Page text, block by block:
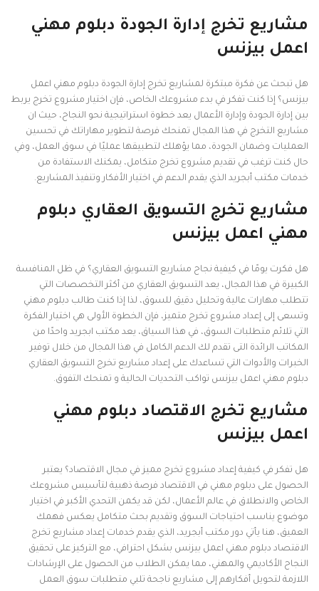
مشاريع تخرج إدارة الجودة دبلوم مهني
اعمل بيزنس
هل تبحث عن فكرة مبتكرة لمشاريع تخرج إدارة الجودة دبلوم مهني اعمل
بيزنس؟ إذا كنت تفكر في بدء مشروعك الخاص، فإن اختيار مشروع تخرج يربط
بين إدارة الجودة وإدارة الأعمال يعد خطوة استراتيجية نحو النجاح، حيث ان
مشاريع التخرج في هذا المجال تمنحك فرصة لتطوير مهاراتك في تحسين
العمليات وضمان الجودة، مما يؤهلك لتطبيقها عمليًا في سوق العمل، وفي
حال كنت ترغب في تقديم مشروع تخرج متكامل، يمكنك الاستفادة من
خدمات مكتب أبجريد الذي يقدم الدعم في اختيار الأفكار وتنفيذ المشاريع.
مشاريع تخرج التسويق العقاري دبلوم
مهني اعمل بيزنس
هل فكرت يومًا في كيفية نجاح مشاريع التسويق العقاري؟ في ظل المنافسة
الكبيرة في هذا المجال، يعد التسويق العقاري من أكثر التخصصات التي
تتطلب مهارات عالية وتحليل دقيق للسوق، لذا إذا كنت طالب دبلوم مهني
وتسعى إلى إعداد مشروع تخرج متميز، فإن الخطوة الأولى هي اختيار الفكرة
التي تلائم متطلبات السوق، في هذا السياق، يعد مكتب ابجريد واحدًا من
المكاتب الرائدة التى تقدم لك الدعم الكامل في هذا المجال من خلال توفير
الخبرات والأدوات التي تساعدك على إعداد مشاريع تخرج التسويق العقاري
دبلوم مهني اعمل بيزنس تواكب التحديات الحالية و تمنحك التفوق.
مشاريع تخرج الاقتصاد دبلوم مهني
اعمل بيزنس
هل تفكر في كيفية إعداد مشروع تخرج مميز في مجال الاقتصاد؟ يعتبر
الحصول على دبلوم مهني في الاقتصاد فرصة ذهبية لتأسيس مشروعك
الخاص والانطلاق في عالم الأعمال، لكن قد يكمن التحدي الأكبر في اختيار
موضوع يناسب احتياجات السوق وتقديم بحث متكامل يعكس فهمك
العميق، هنا يأتي دور مكتب أبجريد، الذي يقدم خدمات إعداد مشاريع تخرج
الاقتصاد دبلوم مهني اعمل بيزنس بشكل احترافي، مع التركيز على تحقيق
النجاح الأكاديمي والمهني، مما يمكن الطلاب من الحصول على الإرشادات
اللازمة لتحويل أفكارهم إلى مشاريع ناجحة تلبي متطلبات سوق العمل